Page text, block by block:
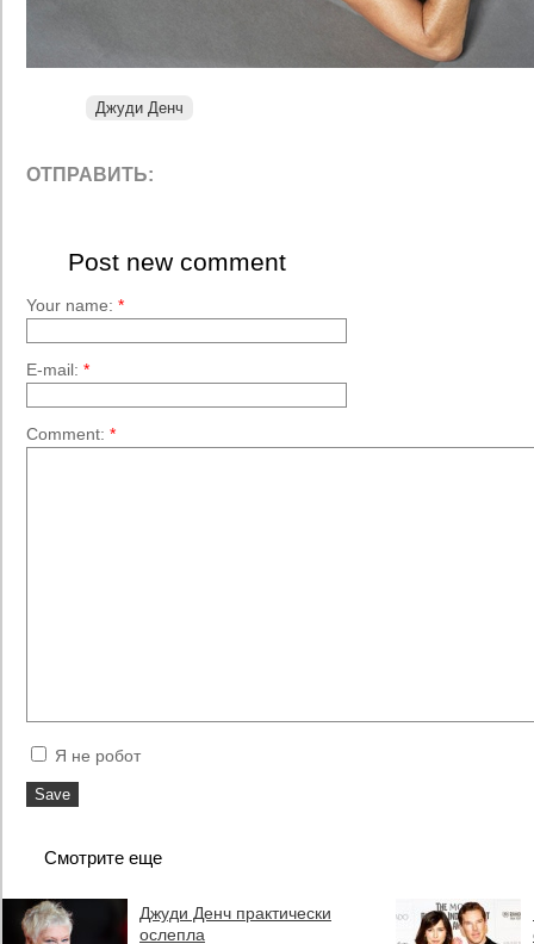
Джуди Денч
ОТПРАВИТЬ:
Post new comment
Your name: *
E-mail: *
Comment: *
Я не робот
Смотрите еще
Джуди Денч практически
ослепла